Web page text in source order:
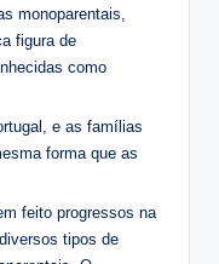
monoparentais,
figura de
como
e as famílias
forma que as
feito progressos na
tipos de